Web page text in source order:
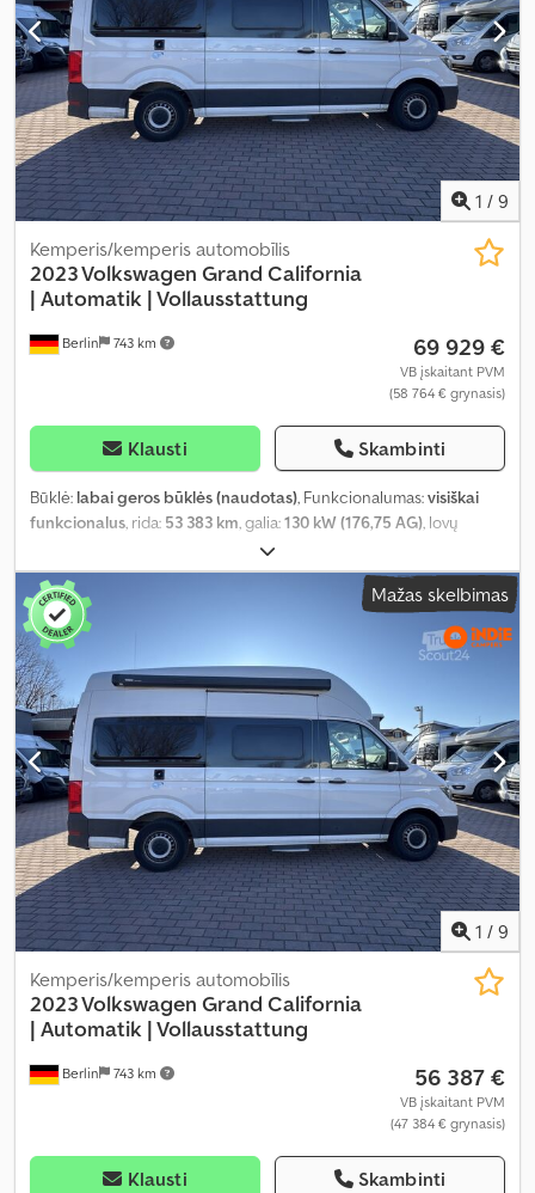
1 / 9
Berlin 743 km
Kemperis/kemperis automobīlis
2023 Volkswagen Grand California
| Automatik | Vollausstattung
69 929 €
VB įskaitant PVM
(58 764 € grynasis)
Klausti Skambinti
Būklė: labai geros būklės (naudotas), Funkcionalumas:visiškai
funkcionalus, rida: 53 383 km, galia:130 kW (176,75 AG), lovų
, sėdimų vietų skaičius:4
tipas:automatinis, spalva:balta, bendras ilgis:5 990 mm, bendras
plotis:2 040 mm , ašių konfigūracija:2
ašys, emisijos klasė:
, bendras svoris:
3 500 kg
, vairuotojo vairo padėtis:kairė,
ankstesnių savininkų skaičius:1, Gamybos metai:
mašinos/transporto priemonės numeris:WV1ZZZSY8P9047129
Įranga: ABS, automobilio registracija, autonominis šildytuvas,
centrinis užraktas, dušas, elektroninė stabilumo programa
(ESP), kėlimo lova, naudoto automobilio garantija, oro
kondicionavimas, oro pagalvė, pilna techninės priežiūros
istorija, priešrūkiniai žibintai, vairo stiprintuvas, vidurinė sėdynių
išdėstymo schema, viengulė lova, viengulės lovos, virtuvė
transporto priemonėje, visų sezonų padangos, vonios
kambarys,
Mažas skelbimas
1 / 9
Berlin 743 km
Kemperis/kemperis automobīlis
2023 Volkswagen Grand California
| Automatik | Vollausstattung
56 387 €
VB įskaitant PVM
(47 384 € grynasis)
Klausti Skambinti